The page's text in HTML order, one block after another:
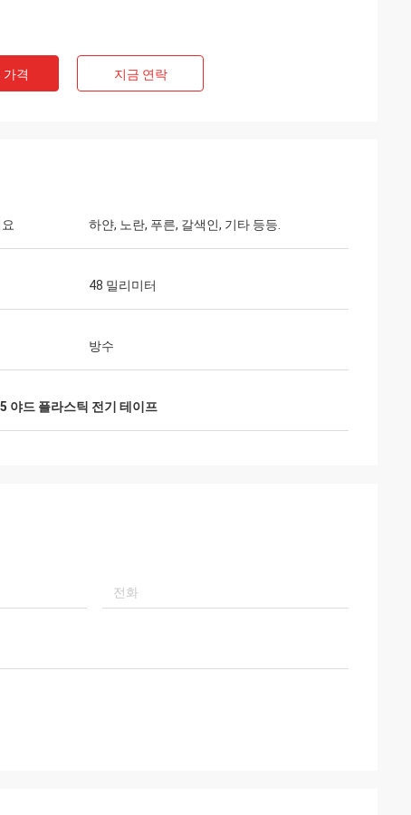
가격 지금 연락
하얀, 노란, 푸른, 갈색인, 기타 등등.
48 밀리미터
방수
야드 플라스틱 전기 테이프